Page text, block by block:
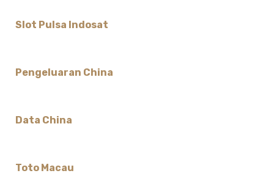
Slot Pulsa Indosat
Pengeluaran China
Data China
Toto Macau